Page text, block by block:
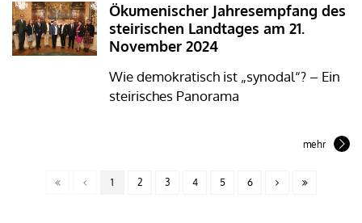
Ökumenischer Jahresempfang des
steirischen Landtages am 21.
November 2024
Wie demokratisch ist „synodal“? – Ein
steirisches Panorama
mehr
1 2 3 4 5 6